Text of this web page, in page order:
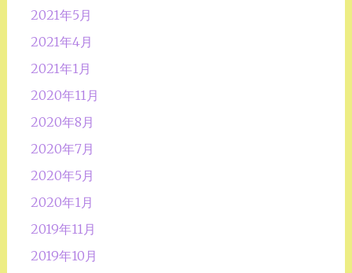
2021年5月
2021年4月
2021年1月
2020年11月
2020年8月
2020年7月
2020年5月
2020年1月
2019年11月
2019年10月